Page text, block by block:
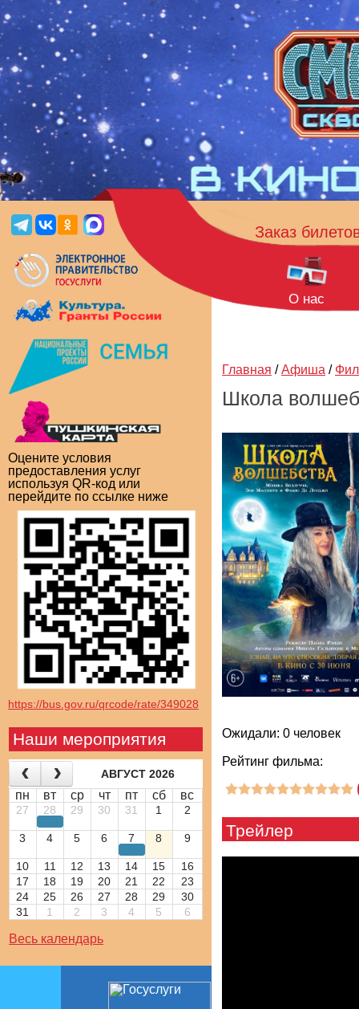
Оцените условия
предоставления услуг
используя QR-код или
перейдите по ссылке ниже
https://bus.gov.ru/qrcode/rate/349028
Наши мероприятия
АВГУСТ 2026
пн вт ср чт пт сб вс
27 28 29 30 31 1 2
3 4 5 6 7 8 9
10 11 12 13 14 15
16
17
18 19 20 21 22
23
24
25 26 27 28 29
30
31
1 2 3 4 5 6
Весь календарь
Заказ
О нас
Главная / Афиша /
Школа
Ожидали: 0 человек
Рейтинг фильма:
Трейлер